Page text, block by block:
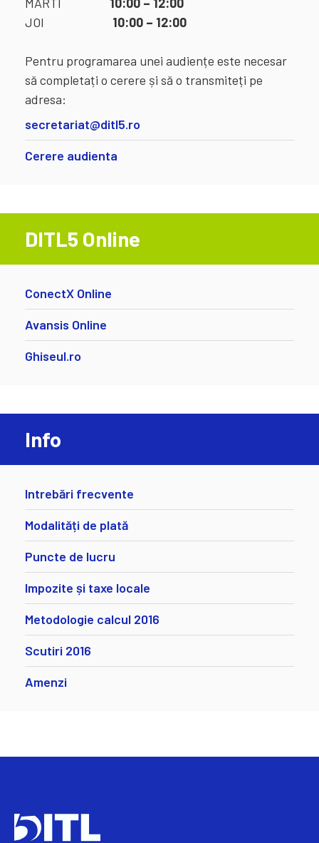
JOI 10:00 – 12:00
Pentru programarea unei audiențe este necesar
să completați o cerere și să o transmiteți pe
adresa:
secretariat@ditl5.ro
Cerere audienta
DITL5 Online
ConectX Online
Avansis Online
Ghiseul.ro
Info
Intrebări frecvente
Modalități de plată
Puncte de lucru
Impozite și taxe locale
Metodologie calcul 2016
Scutiri 2016
Amenzi